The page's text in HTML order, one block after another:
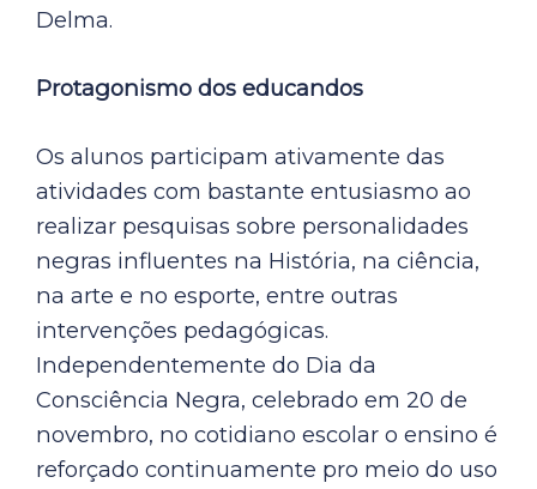
Delma.
Protagonismo dos educandos
Os alunos participam ativamente das
atividades com bastante entusiasmo ao
realizar pesquisas sobre personalidades
negras influentes na História, na ciência,
na arte e no esporte, entre outras
intervenções pedagógicas.
Independentemente do Dia da
Consciência Negra, celebrado em 20 de
novembro, no cotidiano escolar o ensino é
reforçado continuamente pro meio do uso